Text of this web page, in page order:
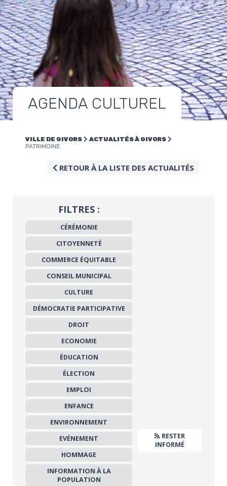
AGENDA CULTUREL
VILLE DE GIVORS
ACTUALITÉS À GIVORS
PATRIMOINE
RETOUR À LA LISTE DES ACTUALITÉS
FILTRES :
CÉRÉMONIE
CITOYENNETÉ
COMMERCE ÉQUITABLE
CONSEIL MUNICIPAL
CULTURE
DÉMOCRATIE PARTICIPATIVE
DROIT
ECONOMIE
ÉDUCATION
ÉLECTION
EMPLOI
ENFANCE
ENVIRONNEMENT
EVÉNEMENT
HOMMAGE
INFORMATION À LA
POPULATION
RESTER
INFORMÉ